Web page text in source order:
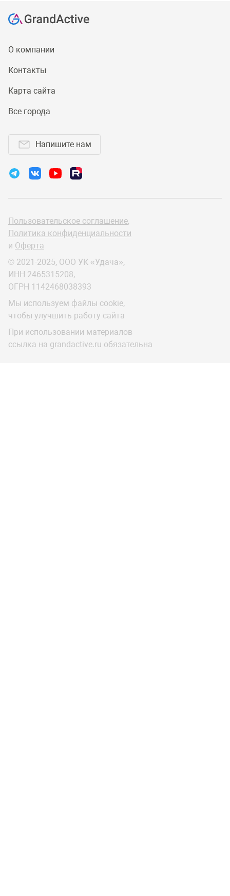
О компании
Контакты
Карта сайта
Все города
Напишите нам
Пользовательское соглашение,
Политика конфиденциальности
и Оферта
© 2021-2025, ООО УК «Удача»,
ИНН 2465315208,
ОГРН 1142468038393
Мы используем файлы cookie,
чтобы улучшить работу сайта
При использовании материалов
ссылка на grandactive.ru обязательна